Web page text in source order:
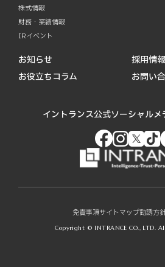
株式情報
財務・業績情報
IRイベント
お知らせ
お役立ちコラム
採用情報
お問い
イントランス公式ソーシャル
免責事項サイトマップ勧誘方
Copyright © INTRANCE CO., LTD.